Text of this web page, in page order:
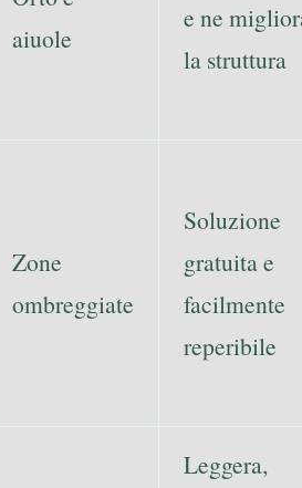
aiuole
e ne
la struttura
Zone
ombreggiate
Soluzione
gratuita e
facilmente
reperibile
Leggera,